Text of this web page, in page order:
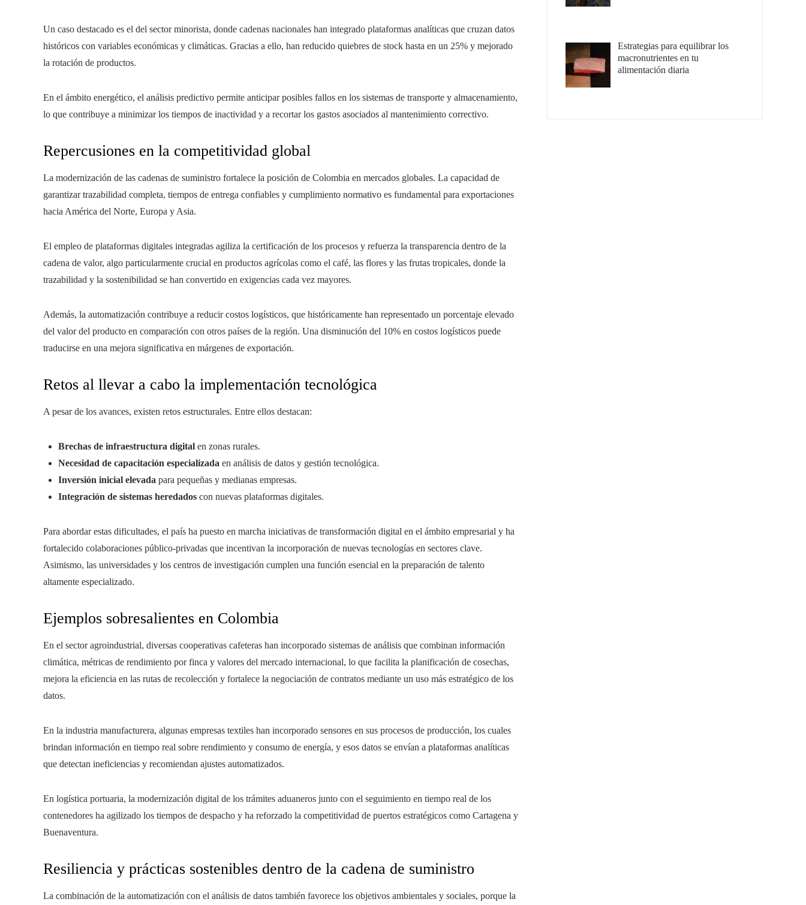
Un caso destacado es el del sector minorista, donde cadenas nacionales han integrado plataformas analíticas que cruzan datos
históricos con variables económicas y climáticas. Gracias a ello, han reducido quiebres de stock hasta en un 25% y mejorado
la rotación de productos.
En el ámbito energético, el análisis predictivo permite anticipar posibles fallos en los sistemas de transporte y almacenamiento,
lo que contribuye a minimizar los tiempos de inactividad y a recortar los gastos asociados al mantenimiento correctivo.
Repercusiones en la competitividad global
La modernización de las cadenas de suministro fortalece la posición de Colombia en mercados globales. La capacidad de
garantizar trazabilidad completa, tiempos de entrega confiables y cumplimiento normativo es fundamental para exportaciones
hacia América del Norte, Europa y Asia.
El empleo de plataformas digitales integradas agiliza la certificación de los procesos y refuerza la transparencia dentro de la
cadena de valor, algo particularmente crucial en productos agrícolas como el café, las flores y las frutas tropicales, donde la
trazabilidad y la sostenibilidad se han convertido en exigencias cada vez mayores.
Además, la automatización contribuye a reducir costos logísticos, que históricamente han representado un porcentaje elevado
del valor del producto en comparación con otros países de la región. Una disminución del 10% en costos logísticos puede
traducirse en una mejora significativa en márgenes de exportación.
Retos al llevar a cabo la implementación tecnológica
A pesar de los avances, existen retos estructurales. Entre ellos destacan:
Brechas de infraestructura digital en zonas rurales.
Necesidad de capacitación especializada en análisis de datos y gestión tecnológica.
Inversión inicial elevada para pequeñas y medianas empresas.
Integración de sistemas heredados con nuevas plataformas digitales.
Para abordar estas dificultades, el país ha puesto en marcha iniciativas de transformación digital en el ámbito empresarial y ha
fortalecido colaboraciones público-privadas que incentivan la incorporación de nuevas tecnologías en sectores clave.
Asimismo, las universidades y los centros de investigación cumplen una función esencial en la preparación de talento
altamente especializado.
Ejemplos sobresalientes en Colombia
En el sector agroindustrial, diversas cooperativas cafeteras han incorporado sistemas de análisis que combinan información
climática, métricas de rendimiento por finca y valores del mercado internacional, lo que facilita la planificación de cosechas,
mejora la eficiencia en las rutas de recolección y fortalece la negociación de contratos mediante un uso más estratégico de los
datos.
En la industria manufacturera, algunas empresas textiles han incorporado sensores en sus procesos de producción, los cuales
brindan información en tiempo real sobre rendimiento y consumo de energía, y esos datos se envían a plataformas analíticas
que detectan ineficiencias y recomiendan ajustes automatizados.
En logística portuaria, la modernización digital de los trámites aduaneros junto con el seguimiento en tiempo real de los
contenedores ha agilizado los tiempos de despacho y ha reforzado la competitividad de puertos estratégicos como Cartagena y
Buenaventura.
Resiliencia y prácticas sostenibles dentro de la cadena de suministro
La combinación de la automatización con el análisis de datos también favorece los objetivos ambientales y sociales, porque la
Estrategias para equilibrar los
macronutrientes en tu
alimentación diaria